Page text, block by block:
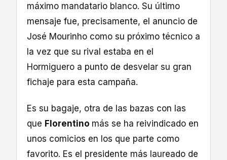
máximo mandatario blanco. Su último
mensaje fue, precisamente, el anuncio de
José Mourinho como su próximo técnico a
la vez que su rival estaba en el
Hormiguero a punto de desvelar su gran
fichaje para esta campaña.
Es su bagaje, otra de las bazas con las
que Florentino más se ha reivindicado en
unos comicios en los que parte como
favorito. Es el presidente más laureado de